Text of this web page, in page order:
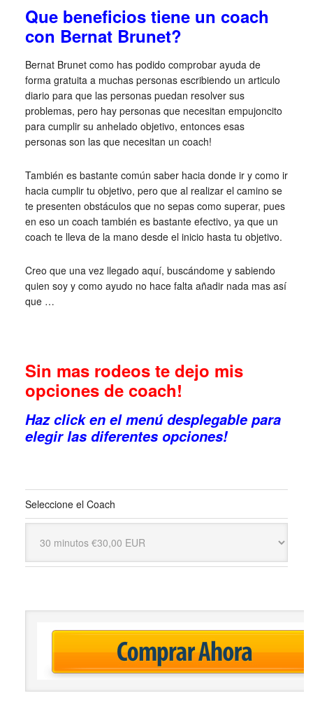
Que beneficios tiene un coach
con Bernat Brunet?
Bernat Brunet como has podido comprobar ayuda de
forma gratuita a muchas personas escribiendo un articulo
diario para que las personas puedan resolver sus
problemas, pero hay personas que necesitan empujoncito
para cumplir su anhelado objetivo, entonces esas
personas son las que necesitan un coach!
También es bastante común saber hacia donde ir y como ir
hacia cumplir tu objetivo, pero que al realizar el camino se
te presenten obstáculos que no sepas como superar, pues
en eso un coach también es bastante efectivo, ya que un
coach te lleva de la mano desde el inicio hasta tu objetivo.
Creo que una vez llegado aquí, buscándome y sabiendo
quien soy y como ayudo no hace falta añadir nada mas así
que …
Sin mas rodeos te dejo mis
opciones de coach!
Haz click en el menú desplegable para
elegir las diferentes opciones!
Seleccione el Coach